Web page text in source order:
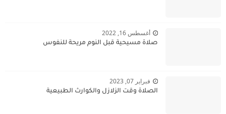
أغسطس 16, 2022
صلاة مسيحية قبل النوم مريحة للنفوس
فبراير 07, 2023
الصلاة وقت الزلازل والكوارث الطبيعية